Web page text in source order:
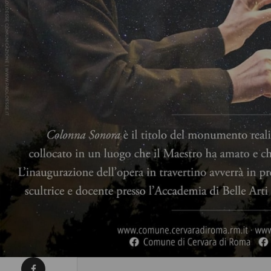
Condividi su Facebook